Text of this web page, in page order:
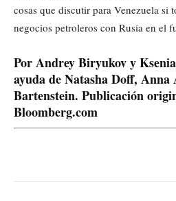
cosas que discutir para Venezuela si
negocios petroleros con Rusia en el
Por Andrey Biryukov y
ayuda de Natasha Doff,
Bartenstein. Publicación
Bloomberg.com